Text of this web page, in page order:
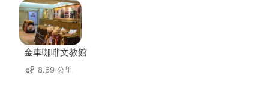
金車咖啡文教館
8.69 公里